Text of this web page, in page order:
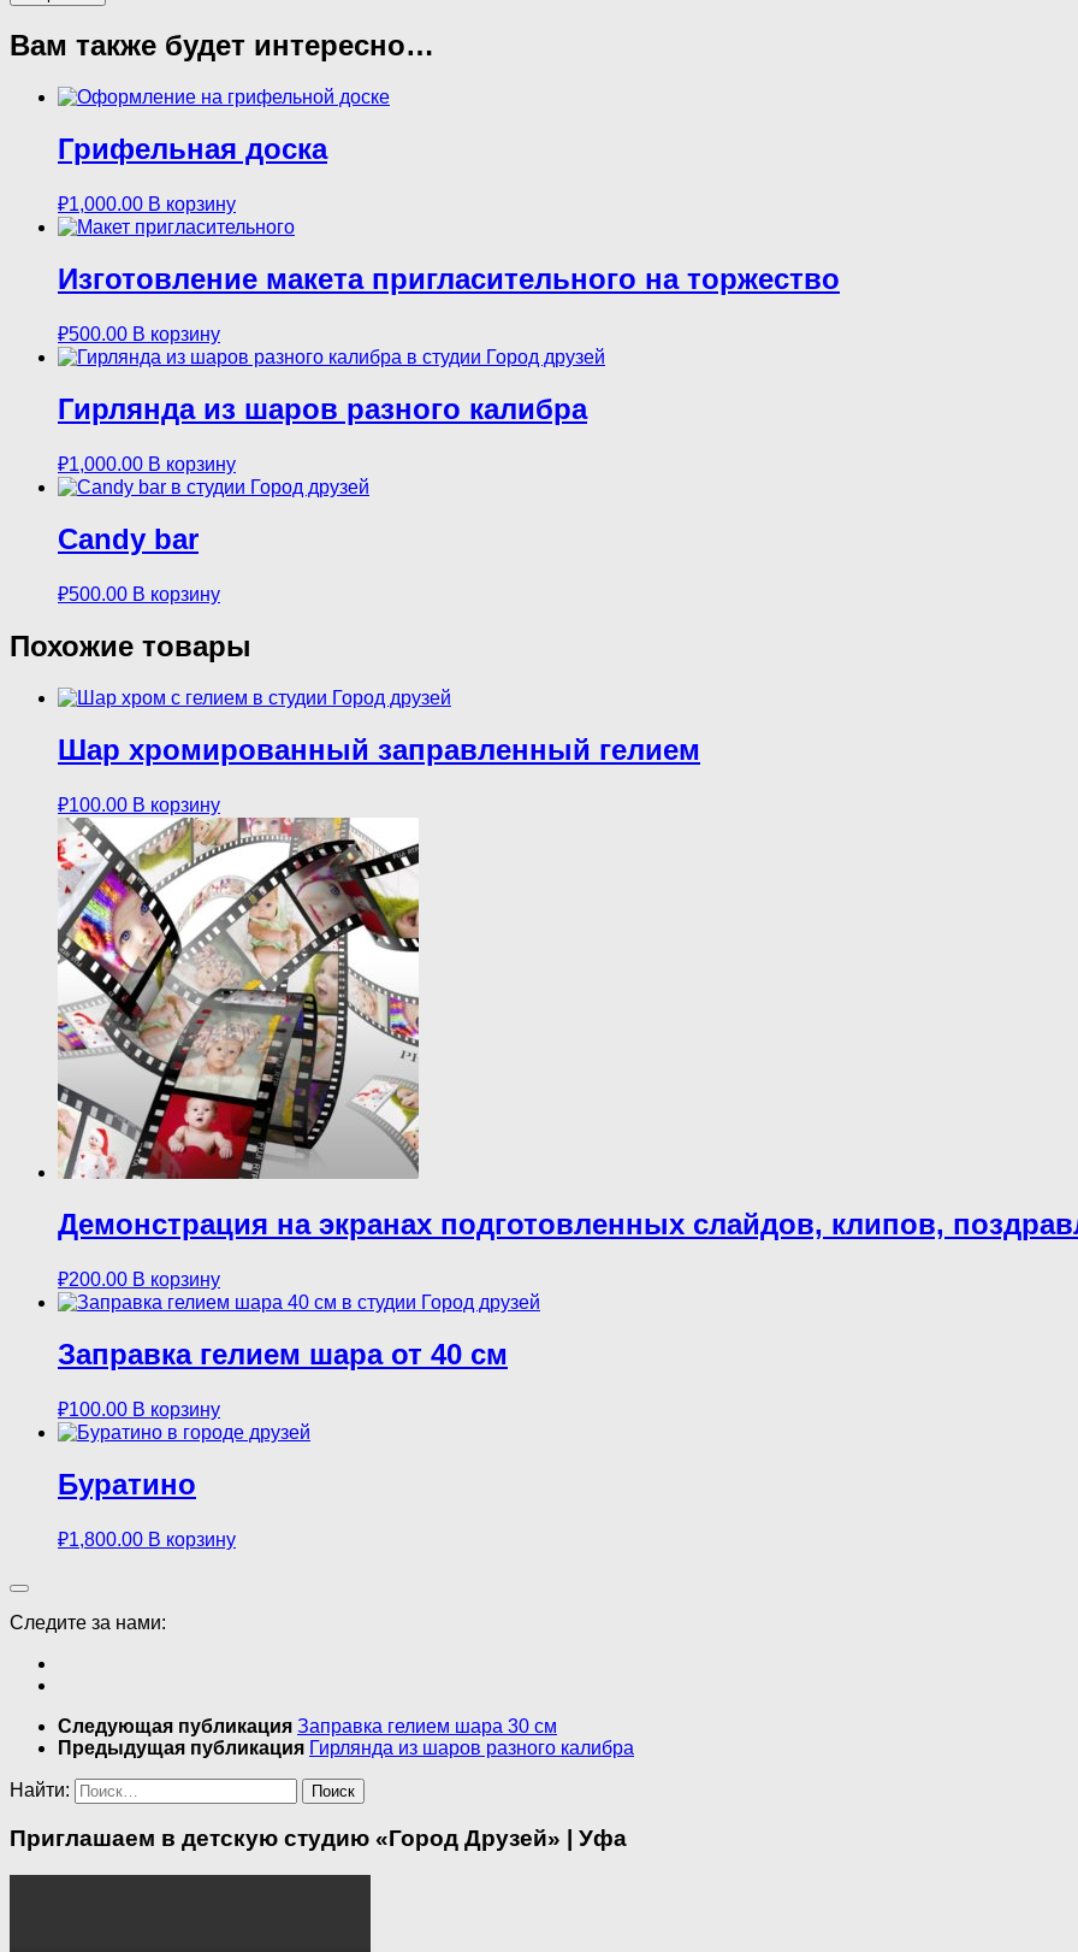
Вам также будет интересно…
Грифельная доска
₽1,000.00 В корзину
Изготовление макета пригласительного на торжество
₽500.00 В корзину
Гирлянда из шаров разного калибра
₽1,000.00 В корзину
Candy bar
₽500.00 В корзину
Похожие товары
Шар хромированный заправленный гелием
₽100.00 В корзину
Демонстрация на экранах подготовленных слайдов, клипов,
₽200.00 В корзину
Заправка гелием шара от 40 см
₽100.00 В корзину
Буратино
₽1,800.00 В корзину
Следите за нами:
Следующая публикация Заправка гелием шара 30 см
Предыдущая публикация Гирлянда из шаров разного калибра
Найти:
Приглашаем в детскую студию «Город Друзей» | Уфа